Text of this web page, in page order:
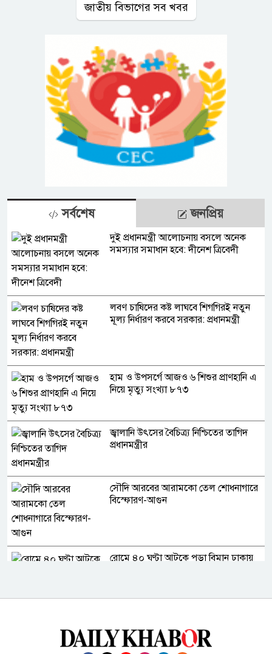
জাতীয় বিভাগের সব খবর
সর্বশেষ জনপ্রিয়
দুই প্রধানমন্ত্রী আলোচনায় বসলে অনেক
সমস্যার সমাধান হবে: দীনেশ ত্রিবেদী
লবণ চাষিদের কষ্ট লাঘবে শিগগিরই নতুন
মূল্য নির্ধারণ করবে সরকার: প্রধানমন্ত্রী
হাম ও উপসর্গে আজও ৬ শিশুর প্রাণহানি এ
নিয়ে মৃত্যু সংখ্যা ৮৭৩
জ্বালানি উৎসের বৈচিত্র্য নিশ্চিতের তাগিদ
প্রধানমন্ত্রীর
সৌদি আরবের আরামকো তেল শোধনাগারে
বিস্ফোরণ-আগুন
রোমে ৪০ ঘণ্টা আটকে পড়া বিমান ঢাকায়